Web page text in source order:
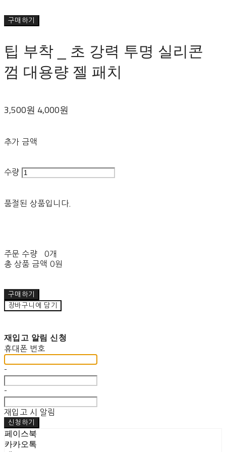
구매하기
팁 부착 _ 초 강력 투명 실리콘
껌 대용량 젤 패치
3,500원 4,000원
추가 금액
수량
품절된 상품입니다.
주문 수량
0개
총 상품 금액 0원
구매하기
장바구니에 담기
재입고 알림 신청
휴대폰 번호
-
-
재입고 시 알림
신청하기
페이스북
카카오톡